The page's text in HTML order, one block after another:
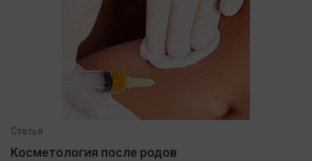
Статья
Косметология после родов